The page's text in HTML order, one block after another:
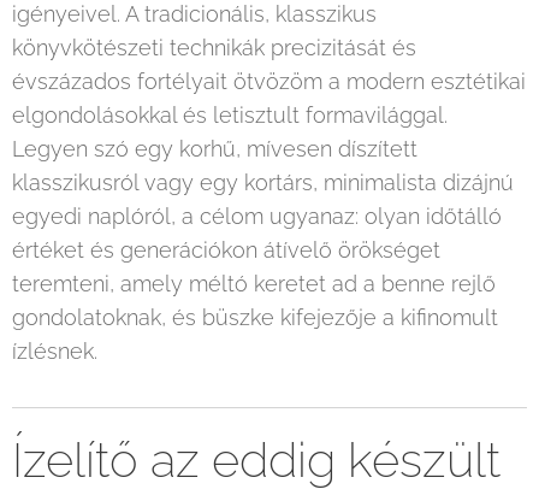
igényeivel. A tradicionális, klasszikus
könyvkötészeti technikák precizitását és
évszázados fortélyait ötvözöm a modern esztétikai
elgondolásokkal és letisztult formavilággal.
Legyen szó egy korhű, mívesen díszített
klasszikusról vagy egy kortárs, minimalista dizájnú
egyedi naplóról, a célom ugyanaz: olyan időtálló
értéket és generációkon átívelő örökséget
teremteni, amely méltó keretet ad a benne rejlő
gondolatoknak, és büszke kifejezője a kifinomult
ízlésnek.
Ízelítő az eddig készült